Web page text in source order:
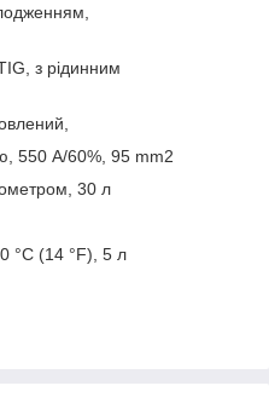
з рідинним
550 A/60%, 95 mm2
30 л
°C (14 °F), 5 л